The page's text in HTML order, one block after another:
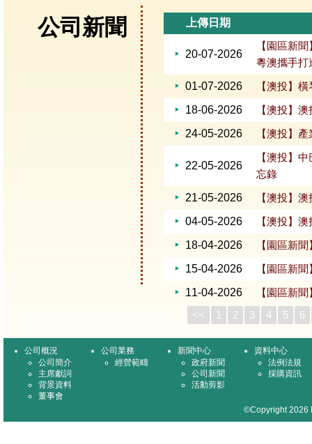
公司新聞 上傳日期
20-07-2026
【園區新
粵澳攜手打
01-07-2026
【澳投】
18-06-2026
【澳投】
24-05-2026
【澳投】
22-05-2026
【澳投】
忘錄
21-05-2026
【澳投】
04-05-2026
【澳投】
18-04-2026
【園區新
15-04-2026
【園區新
11-04-2026
【園區新
<<
1 2 3 4 5 6
公司概況
公司簡介
主席獻詞
背景資料
董事會
公司業務
經營範疇
新聞中心
政府新聞
公司新聞
活動剪影
資料中心
法例法規
採購資訊
©Copyright 2026